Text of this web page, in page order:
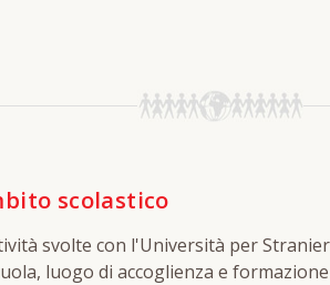
scolastico
con l'Università per Stranieri di Siena,
luogo di accoglienza e